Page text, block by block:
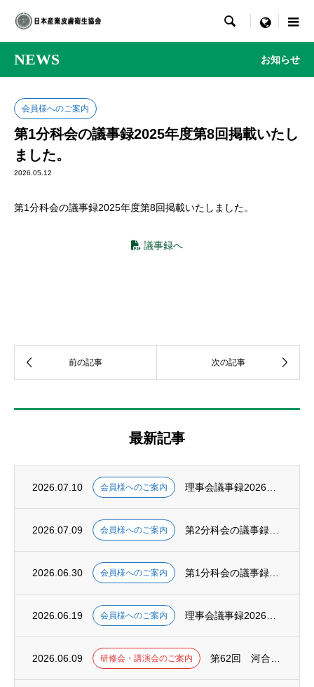
 menu
NEWS お知らせ
会員様へのご案内
第1分科会の議事録2025年度第8回掲載いたし
ました。
2026.05.12
第1分科会の議事録2025年度第8回掲載いたしました。
議事録へ
最新記事
2026.07.10 会員様へのご案内
2026.07.09 会員様へのご案内
2026.06.30 会員様へのご案内
2026.06.19 会員様へのご案内
2026.06.09 研修会・講演会のご案内